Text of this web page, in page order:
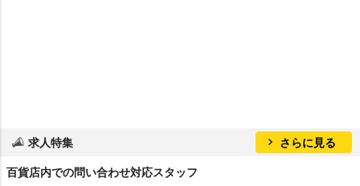
求人特集
さらに見る
百貨店内での問い合わせ対応スタッフ